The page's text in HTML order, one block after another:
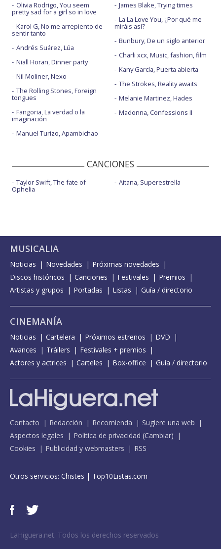
Olivia Rodrigo, You seem
pretty sad for a girl so in love
Karol G, No me arrepiento de
sentir tanto
Andrés Suárez, Lúa
Niall Horan, Dinner party
Nil Moliner, Nexo
The Rolling Stones, Foreign
tongues
Fangoria, La verdad o la
imaginación
Manuel Turizo, Apambichao
James Blake, Trying times
La La Love You, ¿Por qué me
miráis así?
Bunbury, De un siglo anterior
Charli xcx, Music, fashion, film
Kany García, Puerta abierta
The Strokes, Reality awaits
Melanie Martinez, Hades
Madonna, Confessions II
CANCIONES
Taylor Swift, The fate of
Ophelia
Aitana, Superestrella
MUSICALIA
Noticias Novedades
Próximas novedades
Discos históricos
Canciones Festivales
Premios
Artistas y grupos
Portadas Listas Guía / directorio
CINEMANÍA
Noticias Cartelera Próximos estrenos
DVD
Avances
Tráilers
Festivales + premios
Actores y actrices
Carteles Box-office Guía / directorio
Contacto Redacción Recomienda
Sugiere una web
Aspectos legales
Política de privacidad (Cambiar)
Cookies
Publicidad y webmasters RSS
Otros servicios: Chistes | Top10Listas.com
LaHiguera.net. Todos los derechos reservados